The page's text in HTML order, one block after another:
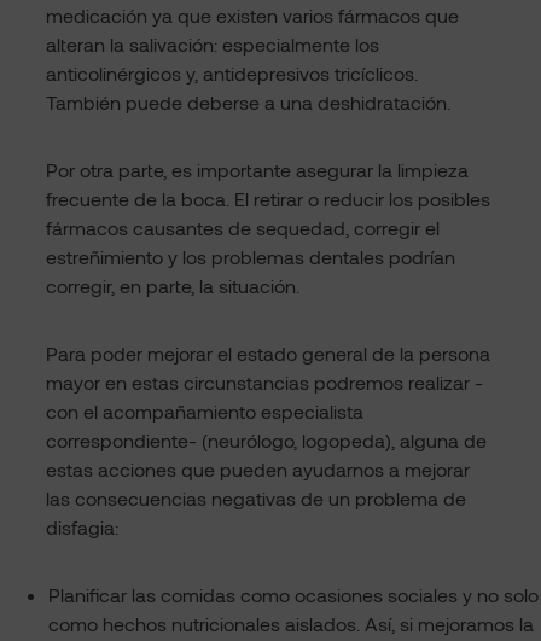
medicación ya que existen varios fármacos que
alteran la salivación: especialmente los
anticolinérgicos y, antidepresivos tricíclicos.
También puede deberse a una deshidratación.
Por otra parte, es importante asegurar la limpieza
frecuente de la boca. El retirar o reducir los posibles
fármacos causantes de sequedad, corregir el
estreñimiento y los problemas dentales podrían
corregir, en parte, la situación.
Para poder mejorar el estado general de la persona
mayor en estas circunstancias podremos realizar -
con el acompañamiento especialista
correspondiente- (neurólogo, logopeda), alguna de
estas acciones que pueden ayudarnos a mejorar
las consecuencias negativas de un problema de
disfagia:
Planificar las comidas como ocasiones sociales y no solo
como hechos nutricionales aislados. Así, si mejoramos la